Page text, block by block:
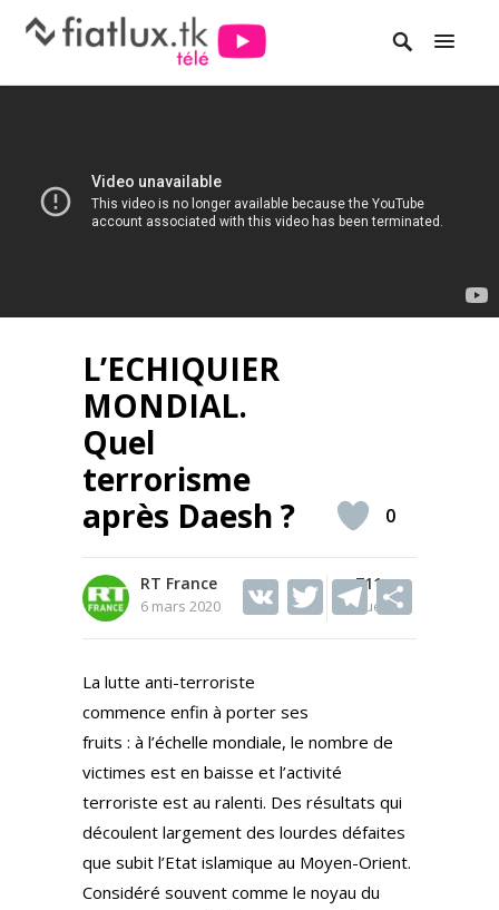
L’ECHIQUIER
MONDIAL.
Quel
terrorisme
après Daesh ?
RT France
6 mars 2020
711
Vues
V T T
a
0
La lutte anti-terroriste
commence enfin à porter ses
fruits : à l’échelle mondiale, le nombre de
victimes est en baisse et l’activité
terroriste est au ralenti. Des résultats qui
découlent largement des lourdes défaites
que subit l’Etat islamique au Moyen-Orient.
Considéré souvent comme le noyau du